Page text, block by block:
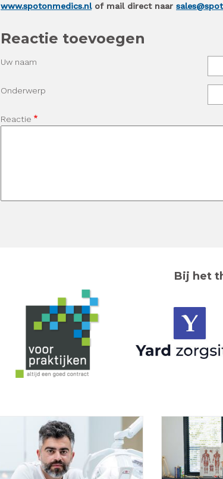
www.spotonmedics.nlof mail direct naar
Reactie toevoegen
Uw naam
Onderwerp
Reactie
Bij het